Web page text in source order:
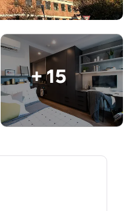
+ 15